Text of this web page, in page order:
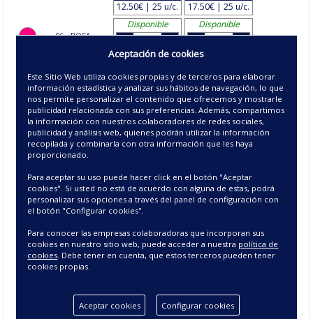
06 - ROSA
07 - MANZANA
10 - CELESTE
13 - CAMEL
15 - BEIGE
22 - NEGRO
25 - MARINO
12.50€ | 25 u/c.
17.50€ | 25 u/c.
Disponible
Disponible
Agotado Disponible
Agotado Agotado
Disponible Agotado
Disponible
Agotado Disponible
Aceptación de cookies
Este Sitio Web utiliza cookies propias y de terceros para elaborar
información estadística y analizar sus hábitos de navegación, lo que
nos permite personalizar el contenido que ofrecemos y mostrarle
publicidad relacionada con sus preferencias. Además, compartimos
la información con nuestros colaboradores de redes sociales,
publicidad y análisis web, quienes podrán utilizar la información
recopilada y combinarla con otra información que les haya
proporcionado.
Para aceptar su uso puede hacer click en el botón "Aceptar
cookies". Si usted no está de acuerdo con alguna de estas, podrá
personalizar sus opciones a través del panel de configuración con
el botón "Configurar cookies".
Para conocer las empresas colaboradoras que incorporan sus
cookies en nuestro sitio web, puede acceder a nuestra política de
cookies. Debe tener en cuenta, que estos terceros pueden tener
cookies propias.
Aceptar cookies Configurar cookies